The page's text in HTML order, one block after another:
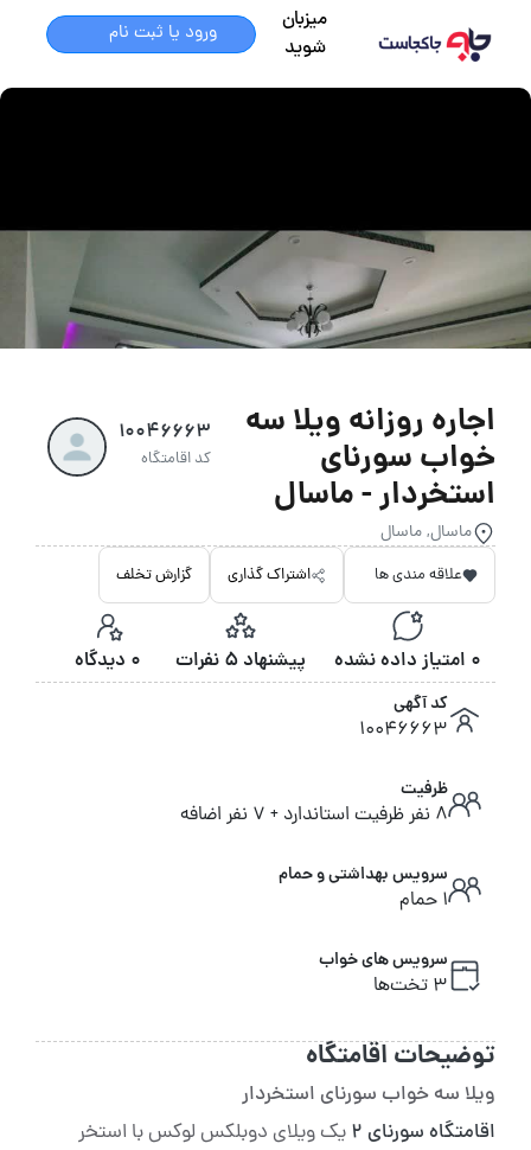
میزبان
شوید
ورود یا ثبت نام
اجاره روزانه ویلا سه
خواب سورنای
استخردار - ماسال
ماسال, ماسال
10046663
کد اقامتگاه
علاقه مندی ها اشتراک گذاری گزارش تخلف
0 امتیاز داده نشده پیشنهاد 5 نفرات 0 دیدگاه
کد آگهی
10046663
ظرفیت
8 نفر ظرفیت استاندارد + 7 نفر اضافه
سرویس بهداشتی و حمام
1 حمام
سرویس های خواب
3 تخت‌ها
توضیحات اقامتگاه
ویلا سه خواب سورنای استخردار
اقامتگاه سورنای ۲
یک ویلای دوبلکس لوکس با استخر